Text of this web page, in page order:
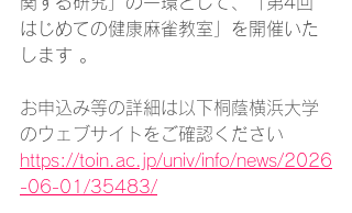
はじめての健康麻雀教室」を開催いた
します 。
お申込み等の詳細は以下桐蔭横浜大学
のウェブサイトをご確認ください
https://toin.ac.jp/univ/info/news/2026
-06-01/35483/